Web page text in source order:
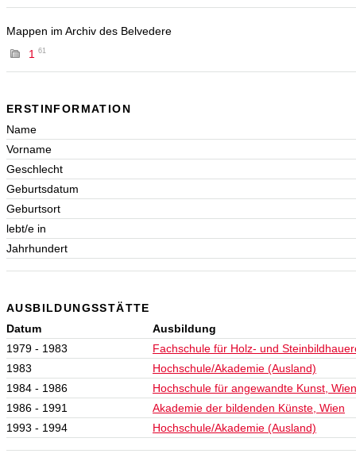
Mappen im Archiv des Belvedere
1
61
ERSTINFORMATION
Name
Vorname
Geschlecht
Geburtsdatum
Geburtsort
lebt/e in
Jahrhundert
AUSBILDUNGSSTÄTTE
Datum
Ausbildung
1979 - 1983
Fachschule für Holz- und
1983
Hochschule/Akademie (Ausland)
1984 - 1986
Hochschule für angewandte Kunst, Wien
1986 - 1991
Akademie der bildenden Künste, Wien
1993 - 1994
Hochschule/Akademie (Ausland)